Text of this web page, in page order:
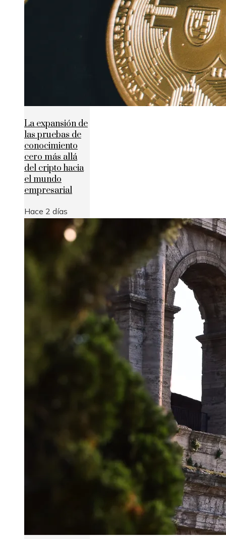
La expansión de
las pruebas de
conocimiento
cero más allá
del cripto hacia
el mundo
empresarial
Hace 2 días